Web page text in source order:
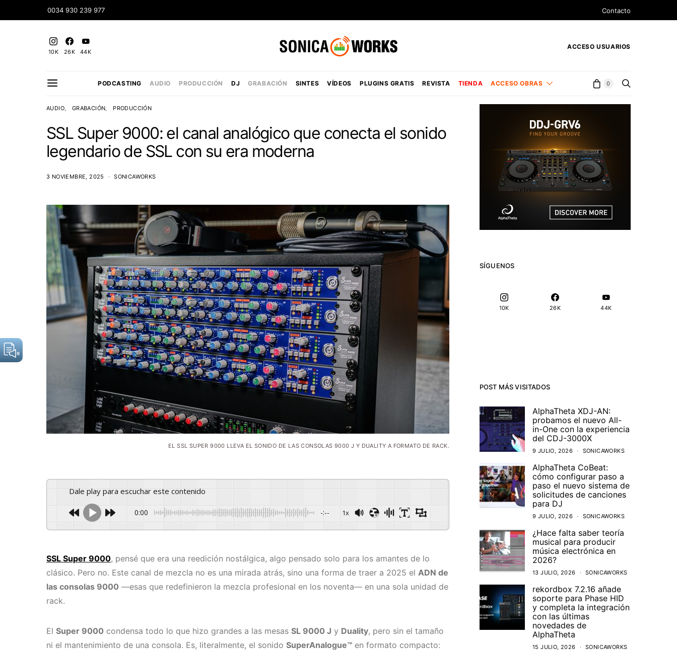
0034 930 239 977 Contacto
10K 26K 44K
ACCESO USUARIOS
PODCASTING AUDIO PRODUCCIÓN DJ GRABACIÓN SINTES VÍDEOS PLUGINS GRATIS REVISTA TIENDA ACCESO OBRAS 0
AUDIO GRABACIÓN PRODUCCIÓN
SSL Super 9000: el canal analógico que conecta el sonido
legendario de SSL con su era moderna
3 NOVIEMBRE, 2025 SONICAWORKS
EL SSL SUPER 9000 LLEVA EL SONIDO DE LAS CONSOLAS 9000 J Y DUALITY A FORMATO DE RACK.
Dale play para escuchar este contenido
0:00 -:-- 1x
SSL Super 9000, pensé que era una reedición nostálgica, algo pensado solo para los amantes de lo
clásico. Pero no. Este canal de mezcla no es una mirada atrás, sino una forma de traer a 2025 el ADN de
las consolas 9000 —esas que redefinieron la mezcla profesional en los noventa— en una sola unidad de
rack.
El Super 9000 condensa todo lo que hizo grandes a las mesas SL 9000 J y Duality, pero sin el tamaño
ni el mantenimiento de una consola. Es, literalmente, el sonido SuperAnalogue™ en formato compacto:
SÍGUENOS
10K 26K 44K
POST MÁS VISITADOS
AlphaTheta XDJ-AN:
probamos el nuevo All-
in-One con la experiencia
del CDJ-3000X
9 JULIO, 2026 SONICAWORKS
AlphaTheta CoBeat:
cómo configurar paso a
paso el nuevo sistema de
solicitudes de canciones
para DJ
9 JULIO, 2026 SONICAWORKS
¿Hace falta saber teoría
musical para producir
música electrónica en
2026?
13 JULIO, 2026 SONICAWORKS
rekordbox 7.2.16 añade
soporte para Phase HID
y completa la integración
con las últimas
novedades de
AlphaTheta
15 JULIO, 2026 SONICAWORKS